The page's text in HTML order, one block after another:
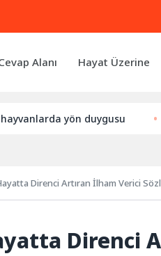
Alanı Hayat Üzerine
yön duygusu
Direnci Artıran İlham Verici
Direnci